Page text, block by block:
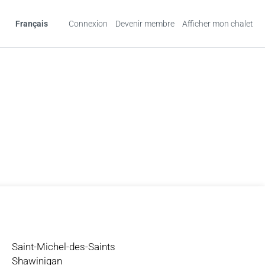
Français Connexion Devenir membre Afficher mon chalet
Saint-Michel-des-Saints
Shawinigan